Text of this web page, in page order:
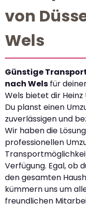
von
Wels
Günstige
nach Wels für
Wels bietet dir Heinz
Du planst einen
zuverlässigen und
Wir haben die
professionellen
Verfügung. Egal, ob
den gesamten
kümmern uns um
freundlichen